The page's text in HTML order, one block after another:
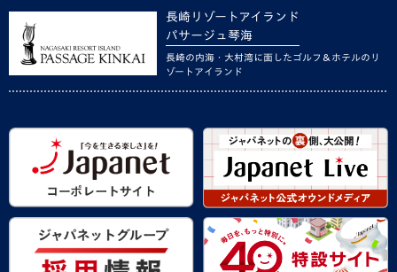
長崎リゾートアイランド
パサージュ琴海
長崎の内海・大村湾に面したゴルフ＆ホテルのリ
ゾートアイランド